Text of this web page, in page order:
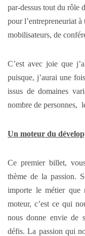
par-dessus tout du rôle
pour l’entrepreneuriat à
mobilisateurs, de
C’est avec joie que
puisque, j’aurai une
issus de domaines
nombre de personnes,
Un moteur du
Ce premier billet,
thème de la passion.
importe le métier que
moteur, c’est ce qui
nous donne envie de
défis. La passion qui